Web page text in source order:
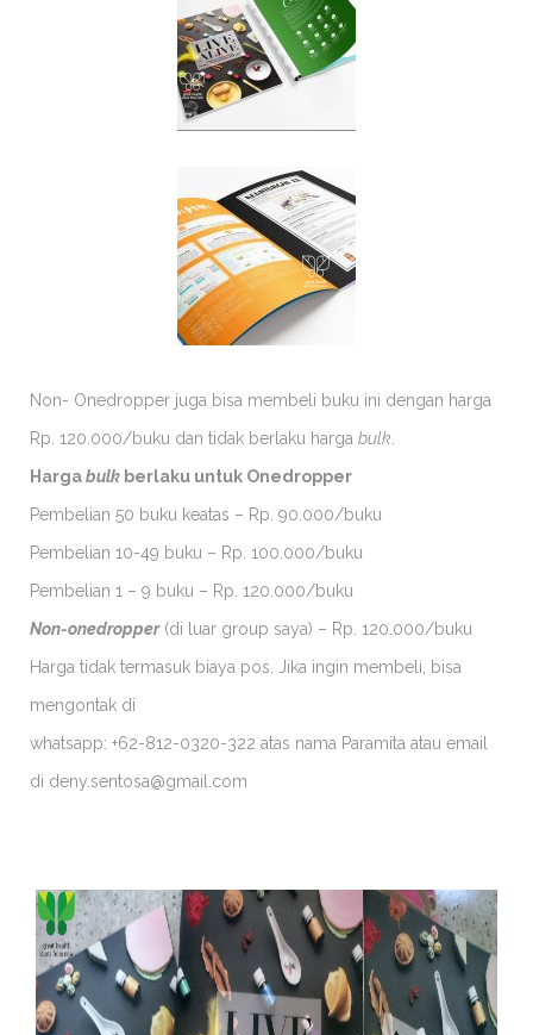
Non- Onedropper juga bisa membeli buku ini dengan harga
Rp. 120.000/buku dan tidak berlaku harga bulk
Hargabulk berlaku untuk Onedropper
Pembelian 50 buku keatas – Rp. 90.000/buku
Pembelian 10-49 buku – Rp. 100.000/buku
Pembelian 1 – 9 buku – Rp. 120.000/buku
Non-onedropper(di luar group saya) – Rp. 120.000/buku
Harga tidak termasuk biaya pos. Jika ingin membeli, bisa
mengontak di
whatsapp: +62-812-0320-322 atas nama Paramita atau email
di deny.sentosa@gmail.com